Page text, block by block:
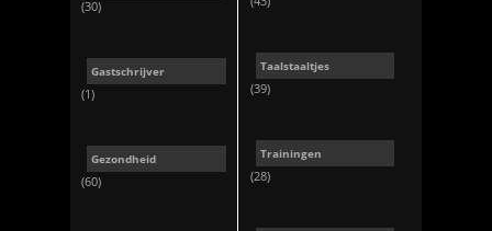
(30)
Gastschrijver
(1)
Gezondheid
(60)
Taalstaaltjes
(39)
Trainingen
(28)